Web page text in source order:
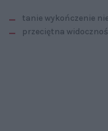
tanie wykończenie
przeciętna